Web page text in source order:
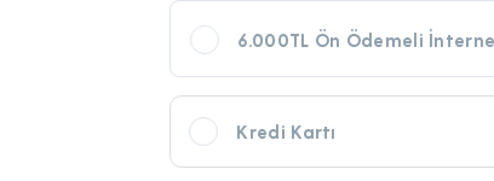
6.000TL Ön Ödemeli
1.537,50
Kredi Kartı